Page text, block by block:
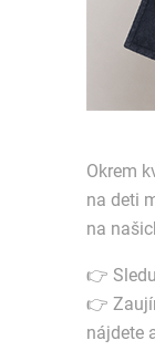
Okrem
na deti
na
👉
👉
nájdete